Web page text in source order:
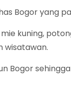
Bogor yang
kuning,
wisatawan.
Bogor